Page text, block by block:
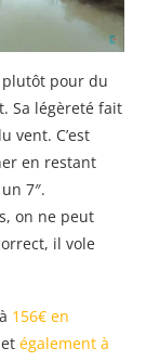
plutôt pour du
Sa légèreté fait
vent. C’est
en restant
7″.
on ne peut
il vole
156€ en
également à